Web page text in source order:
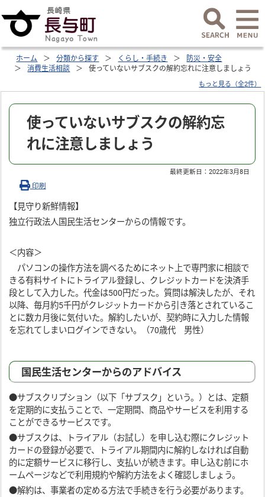
ホーム 分類から探す くらし・手続き
防災・安全
消費生活相談
使っていないサブスクの解約忘れに注意しましょう
もっと見る（全2件）
使っていないサブスクの解約忘
れに注意しましょう
最終更新日：2022年3月8日
印刷
【見守り新鮮情報】
独立行政法人国民生活センターからの情報です。
＜内容＞
パソコンの操作方法を調べるためにネット上で専門家に相談で
きる有料サイトにトライアル登録し、クレジットカードを決済手
段として入力した。代金は500円だった。質問は解決したが、それ
以降、毎月約5千円がクレジットカードから引き落とされているこ
とに数カ月後に気付いた。解約したいが、契約時に入力した情報
を忘れてしまいログインできない。（70歳代 男性）
国民生活センターからのアドバイス
●サブスクリプション（以下「サブスク」という。）とは、定額
を定期的に支払うことで、一定期間、商品やサービスを利用する
ことができるサービスです。
●サブスクは、トライアル（お試し）を申し込む際にクレジット
カードの登録が必要で、トライアル期間内に解約しなければ自動
的に定額サービスに移行し、支払いが続きます。申し込む前にホ
ームページなどで利用規約や解約方法をよく確認しましょう。
●解約は、事業者の定める方法で手続きを行う必要があります。